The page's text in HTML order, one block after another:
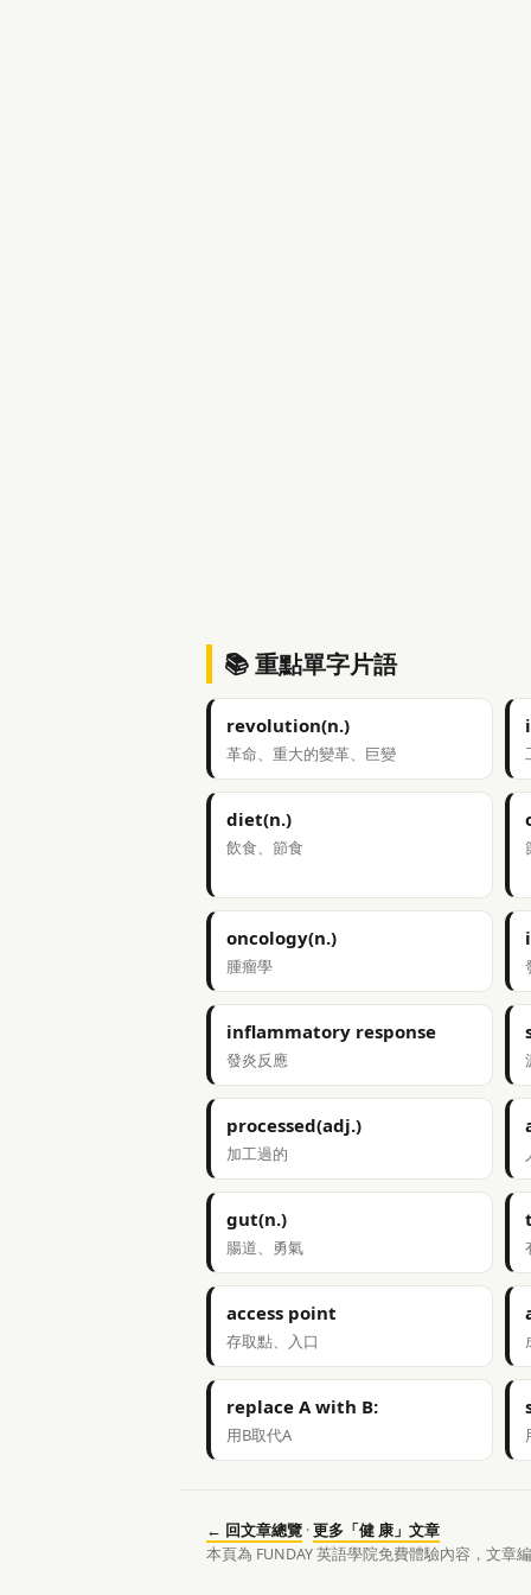
📚 重點單字片語
revolution(n.)
革命、重大的變革、巨變
diet(n.)
飲食、節食
oncology(n.)
腫瘤學
inflammatory response
發炎反應
processed(adj.)
加工過的
gut(n.)
腸道、勇氣
access point
存取點、入口
replace A with B:
用B取代A
← 回文章總覽 ·更多「健 康」文章
本頁為 FUNDAY 英語學院免費體驗內容，文